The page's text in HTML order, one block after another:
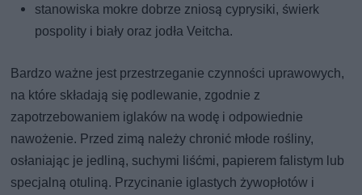
stanowiska mokre dobrze zniosą cyprysiki, świerk
pospolity i biały oraz jodła Veitcha.
Bardzo ważne jest przestrzeganie czynności uprawowych,
na które składają się podlewanie, zgodnie z
zapotrzebowaniem iglaków na wodę i odpowiednie
nawożenie. Przed zimą należy chronić młode rośliny,
osłaniając je jedliną, suchymi liśćmi, papierem falistym lub
specjalną otuliną. Przycinanie iglastych żywopłotów i